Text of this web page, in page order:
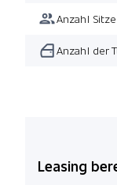
Anzahl Sitze
Anzahl der
Leasing